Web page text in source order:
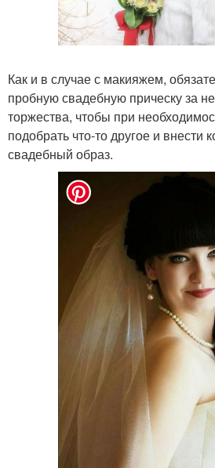
Как и в случае с макияжем,
пробную свадебную прическу за
торжества, чтобы при
подобрать что-то другое и внести
свадебный образ.